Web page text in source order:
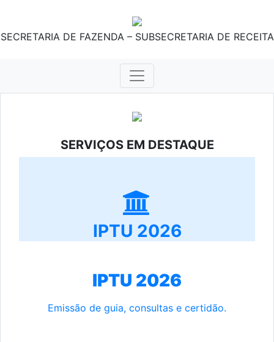
SECRETARIA DE FAZENDA – SUBSECRETARIA DE RECEITA
SERVIÇOS EM DESTAQUE
IPTU 2026
IPTU 2026
Emissão de guia, consultas e certidão.